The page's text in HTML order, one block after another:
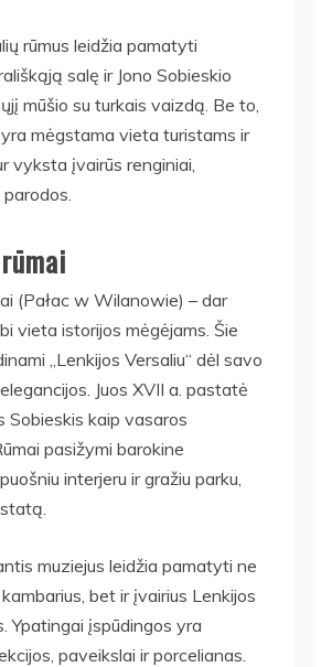
rūmus leidžia pamatyti
salę ir Jono Sobieskio
mūšio su turkais vaizdą. Be to,
mėgstama vieta turistams ir
vyksta įvairūs renginiai,
(Pałac w Wilanowie) – dar
vieta istorijos mėgėjams. Šie
„Lenkijos Versaliu“ dėl savo
Juos XVII a. pastatė
Sobieskis kaip vasaros
pasižymi barokine
interjeru ir gražiu parku,
muziejus leidžia pamatyti ne
bet ir įvairius Lenkijos
Ypatingai įspūdingos yra
paveikslai ir porcelianas.